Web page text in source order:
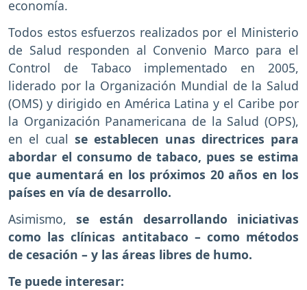
economía.
Todos estos esfuerzos realizados por el Ministerio
de Salud responden al Convenio Marco para el
Control de Tabaco implementado en 2005,
liderado por la Organización Mundial de la Salud
(OMS) y dirigido en América Latina y el Caribe por
la Organización Panamericana de la Salud (OPS),
en el cual se establecen unas directrices para
abordar el consumo de tabaco, pues se estima
que aumentará en los próximos 20 años en los
países en vía de desarrollo.
Asimismo, se están desarrollando iniciativas
como las clínicas antitabaco – como métodos
de cesación – y las áreas libres de humo.
Te puede interesar: